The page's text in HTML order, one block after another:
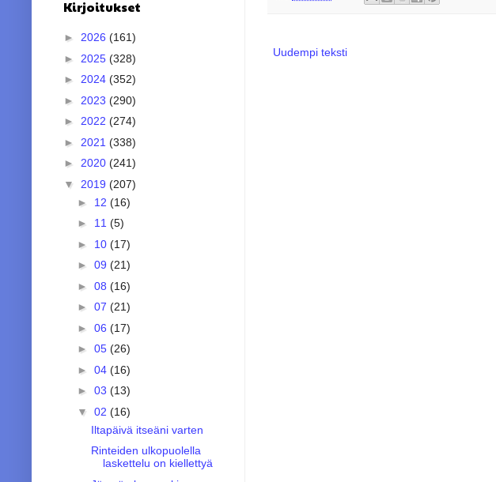
Uudempi teksti
Kirjoitukset
► 2026 (161)
► 2025 (328)
► 2024 (352)
► 2023 (290)
► 2022 (274)
► 2021 (338)
► 2020 (241)
▼ 2019 (207)
► 12 (16)
► 11 (5)
► 10 (17)
► 09 (21)
► 08 (16)
► 07 (21)
► 06 (17)
► 05 (26)
► 04 (16)
► 03 (13)
▼ 02 (16)
Iltapäivä itseäni varten
Rinteiden ulkopuolella
laskettelu on kiellettyä